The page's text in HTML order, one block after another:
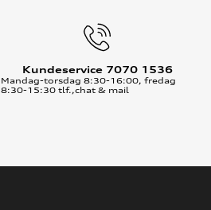
Kundeservice 7070 1536
Mandag-torsdag 8:30-16:00, fredag
8:30-15:30 tlf.,chat & mail